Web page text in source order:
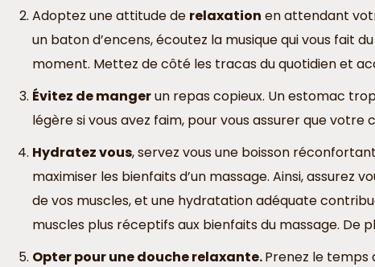
Adoptez une attitude de relaxation en attendant
un baton d’encens, écoutez la musique qui vous fait
moment. Mettez de côté les tracas du quotidien et
Évitez de mangerun repas copieux. Un estomac
légère si vous avez faim, pour vous assurer que
Hydratez vous, servez vous une boisson
maximiser les bienfaits d’un massage. Ainsi,
de vos muscles, et une hydratation adéquate
muscles plus réceptifs aux bienfaits du massage. De
Opter pour une douche relaxante.Prenez le temps